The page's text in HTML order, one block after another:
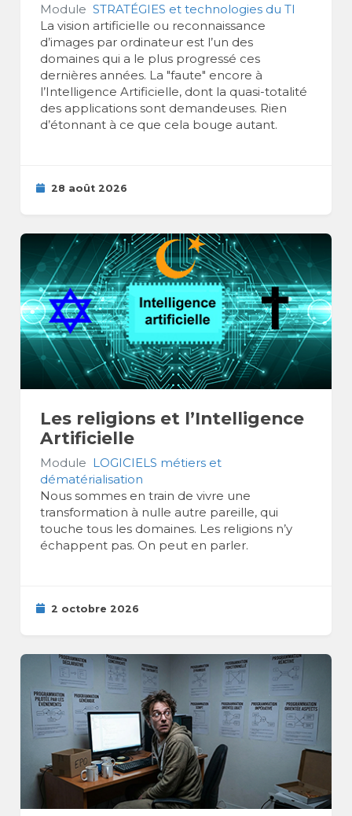
Module STRATÉGIES et technologies du TI
La vision artificielle ou reconnaissance
d’images par ordinateur est l’un des
domaines qui a le plus progressé ces
dernières années. La "faute" encore à
l’Intelligence Artificielle, dont la quasi-totalité
des applications sont demandeuses. Rien
d’étonnant à ce que cela bouge autant.
28 août 2026
Les religions et l’Intelligence
Artificielle
Module LOGICIELS métiers et
dématérialisation
Nous sommes en train de vivre une
transformation à nulle autre pareille, qui
touche tous les domaines. Les religions n’y
échappent pas. On peut en parler.
2 octobre 2026